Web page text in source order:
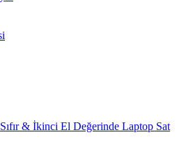
& İkinci El Değerinde Laptop Sat